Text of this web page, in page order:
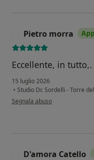
Pietro morra
Eccellente, in
15 luglio 2026
• Studio Dr. Sordelli - Torre
secondo l'opinione dell'utente
Segnala abuso
D'amora Catello